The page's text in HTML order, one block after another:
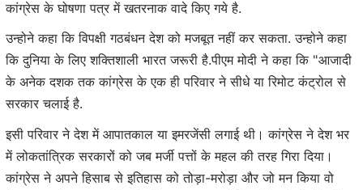
कांग्रेस के घोषणा पत्र में खतरनाक वादे किए गये है.
उन्होने कहा कि विपक्षी गठबंधन देश को मजबूत नहीं कर सकता. उन्होने कहा
कि दुनिया के लिए शक्तिशाली भारत जरूरी है.पीएम मोदी ने कहा कि "आजादी
के अनेक दशक तक कांग्रेस के एक ही परिवार ने सीधे या रिमोट कंट्रोल से
सरकार चलाई है.
इसी परिवार ने देश में आपातकाल या इमरजेंसी लगाई थी। कांग्रेस ने देश भर
में लोकतांत्रिक सरकारों को जब मर्जी पत्तों के महल की तरह गिरा दिया।
कांग्रेस ने अपने हिसाब से इतिहास को तोड़ा-मरोड़ा और जो मन किया वो